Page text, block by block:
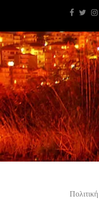
Πολιτική